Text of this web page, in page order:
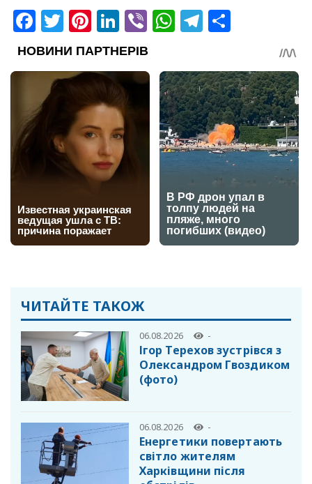
Facebook
Twitter
Pinterest
LinkedIn
ViberWhatsApp
Telegram
ЧИТАЙТЕ ТАКОЖ
06.08.2026 -
Ігор Терехов зустрівся з
Олександром Гвоздиком
(фото)
06.08.2026 -
Енергетики повертають
світло жителям
Харківщини після